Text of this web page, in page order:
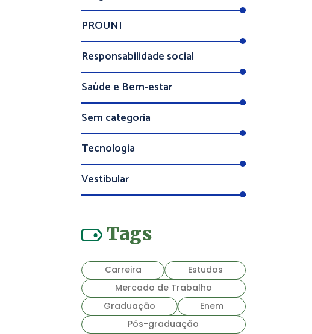
PROUNI
Responsabilidade social
Saúde e Bem-estar
Sem categoria
Tecnologia
Vestibular
Tags
Carreira
Estudos
Mercado de Trabalho
Graduação
Enem
Pós-graduação